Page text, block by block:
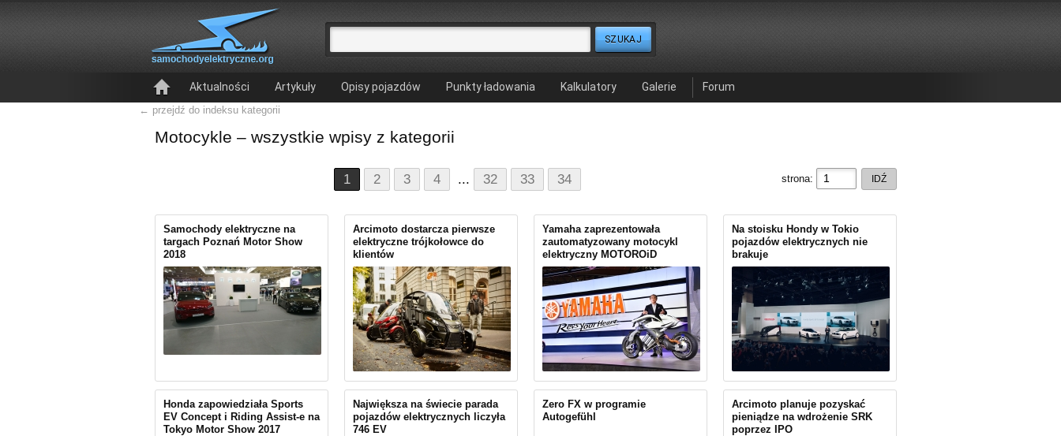
Aktualności Artykuły Opisy pojazdów Punkty ładowania Kalkulatory Galerie Forum
← przejdź do indeksu kategorii
Motocykle – wszystkie wpisy z kategorii
strona:
1 2 3 4 ... 32 33 34
Samochody elektryczne na
targach Poznań Motor Show
2018
Arcimoto dostarcza pierwsze
elektryczne trójkołowce do
klientów
Yamaha zaprezentowała
zautomatyzowany motocykl
elektryczny MOTOROiD
Na stoisku Hondy w Tokio
pojazdów elektrycznych nie
brakuje
Honda zapowiedziała Sports
EV Concept i Riding Assist-e na
Tokyo Motor Show 2017
Największa na świecie parada
pojazdów elektrycznych liczyła
746 EV
Zero FX w programie
Autogefühl
Arcimoto planuje pozyskać
pieniądze na wdrożenie SRK
poprzez IPO